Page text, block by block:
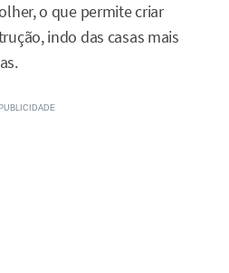
o que permite criar
indo das casas mais